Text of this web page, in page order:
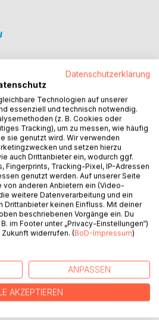
spricht,
Wesen
Datenschutzerklärung
Technologien auf unserer
essenziell und technisch notwendig.
(z. B. Cookies oder
Tracking), um zu messen, wie häufig
sie genutzt wird. Wir verwenden
und setzen hierzu
auch Drittanbieter ein, wodurch ggf.
Fingerprints, Tracking-Pixel, IP-Adressen
genutzt werden. Auf unserer Seite
anderen Anbietern ein (Video-
weitere Datenverarbeitung und ein
Drittanbieter keinen Einfluss. Mit deiner
beschriebenen Vorgänge ein. Du
im Footer unter „Privacy-Einstellungen“)
widerrufen. (BoD-Impressum)
ANPASSEN
AKZEPTIEREN